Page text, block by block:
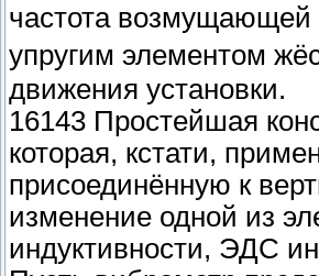
частота возмущающей
упругим элементом
движения установки.
16143 Простейшая
которая, кстати,
присоединённую к
изменение одной из
индуктивности, ЭДС